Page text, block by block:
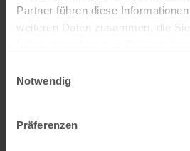
Partner führen diese
weiteren Daten zusammen, die
Notwendig
Präferenzen